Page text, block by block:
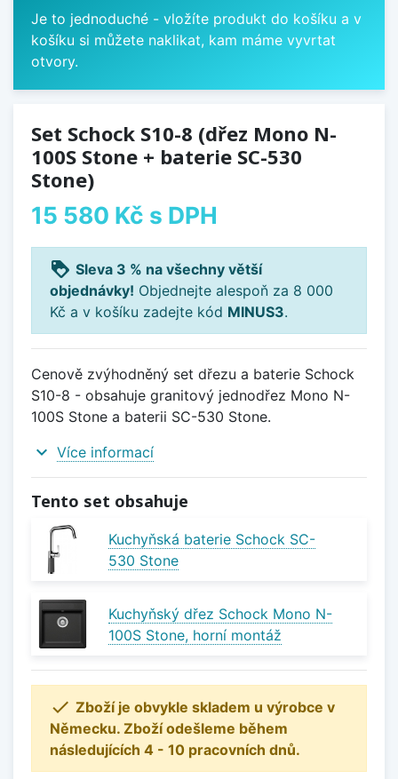
Je to jednoduché - vložíte produkt do košíku a v
košíku si můžete naklikat, kam máme vyvrtat
otvory.
Set Schock S10-8 (dřez Mono N-
100S Stone + baterie SC-530
Stone)
15 580 Kč s DPH
loyalty Sleva 3 % na všechny větší
objednávky! Objednejte alespoň za 8 000
Kč a v košíku zadejte kód MINUS3.
Cenově zvýhodněný set dřezu a baterie Schock
S10-8 - obsahuje granitový jednodřez Mono N-
100S Stone a baterii SC-530 Stone.
expand_more Více informací
Tento set obsahuje
Kuchyňská baterie Schock SC-
530 Stone
Kuchyňský dřez Schock Mono N-
100S Stone, horní montáž
 Zboží je obvykle skladem u výrobce v
Německu. Zboží odešleme během
následujících 4 - 10 pracovních dnů.